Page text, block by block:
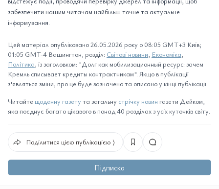
забезпечити нашим читачам найбільш точне та актуальне
інформування.
Цей матеріал опубліковано 26.05.2026 року о 08:05 GMT+3 Київ;
01:05 GMT-4 Вашингтон, розділ: Світові новини, Економіка,
Політика, із заголовком: "Долг как мобилизационный ресурс: зачем
Кремль списывает кредиты контрактникам". Якщо в публікації
з'являться зміни, про це буде зазначено та описано у кінці публікації.
Читайте щоденну газету та загальну стрічку новин газети Дейком,
яка поєднує багато цікавого в понад 40 розділах з усіх куточків світу.
Поділитися цією публікацією ⟩
Підписка